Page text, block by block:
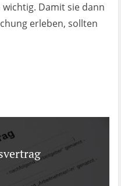
Damit sie dann
erleben, sollten